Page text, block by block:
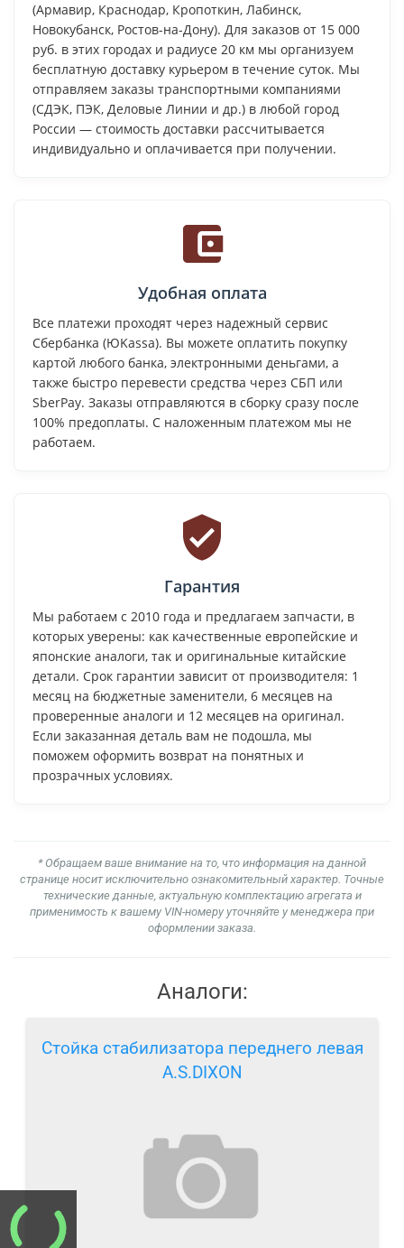
(Армавир, Краснодар, Кропоткин, Лабинск,
Новокубанск, Ростов-на-Дону). Для заказов от 15 000
руб. в этих городах и радиусе 20 км мы организуем
бесплатную доставку курьером в течение суток. Мы
отправляем заказы транспортными компаниями
(СДЭК, ПЭК, Деловые Линии и др.) в любой город
России — стоимость доставки рассчитывается
индивидуально и оплачивается при получении.
Удобная оплата
Все платежи проходят через надежный сервис
Сбербанка (ЮKassa). Вы можете оплатить покупку
картой любого банка, электронными деньгами, а
также быстро перевести средства через СБП или
SberPay. Заказы отправляются в сборку сразу после
100% предоплаты. С наложенным платежом мы не
работаем.
Гарантия
Мы работаем с 2010 года и предлагаем запчасти, в
которых уверены: как качественные европейские и
японские аналоги, так и оригинальные китайские
детали. Срок гарантии зависит от производителя: 1
месяц на бюджетные заменители, 6 месяцев на
проверенные аналоги и 12 месяцев на оригинал.
Если заказанная деталь вам не подошла, мы
поможем оформить возврат на понятных и
прозрачных условиях.
* Обращаем ваше внимание на то, что информация на данной
странице носит исключительно ознакомительный характер. Точные
технические данные, актуальную комплектацию агрегата и
применимость к вашему VIN-номеру уточняйте у менеджера при
оформлении заказа.
Аналоги:
Стойка стабилизатора переднего левая
A.S.DIXON